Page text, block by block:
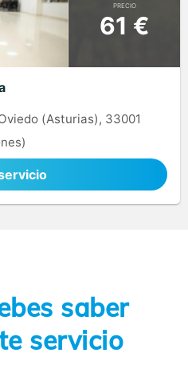
PRECIO
61 €
(Asturias), 33001
saber
servicio